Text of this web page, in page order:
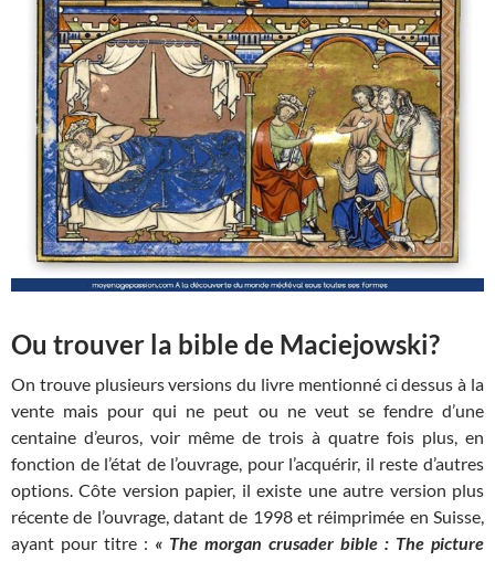
Ou trouver la bible de Maciejowski?
On trouve plusieurs versions du livre mentionné ci dessus à la
vente mais pour qui ne peut ou ne veut se fendre d’une
centaine d’euros, voir même de trois à quatre fois plus, en
fonction de l’état de l’ouvrage, pour l’acquérir, il reste d’autres
options. Côte version papier, il existe une autre version plus
récente de l’ouvrage, datant de 1998 et réimprimée en Suisse,
ayant pour titre : « The morgan crusader bible : The picture